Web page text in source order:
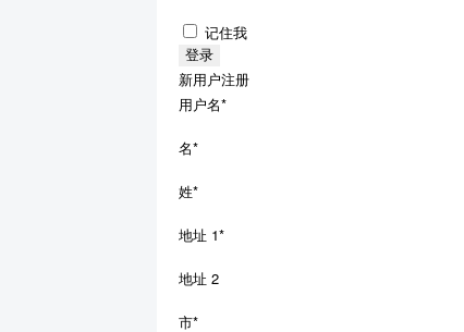
记住我
新用户注册
用户名*
名*
姓*
地址 1*
地址 2
市*